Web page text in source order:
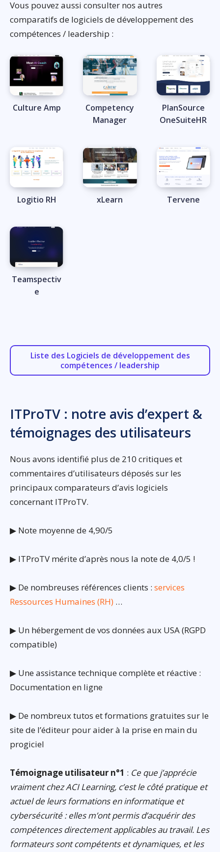
Vous pouvez aussi consulter nos autres
comparatifs de logiciels de développement des
compétences / leadership :
Culture Amp
Competency
Manager
PlanSource
OneSuiteHR
Logitio RH xLearn Tervene
Teamspectiv
e
Liste des Logiciels de développement des
compétences / leadership
ITProTV : notre avis d’expert &
témoignages des utilisateurs
Nous avons identifié plus de 210 critiques et
commentaires d’utilisateurs déposés sur les
principaux comparateurs d’avis logiciels
concernant ITProTV.
▶ Note moyenne de 4,90/5
▶ ITProTV mérite d’après nous la note de 4,0/5 !
▶ De nombreuses références clients : services
Ressources Humaines (RH) …
▶ Un hébergement de vos données aux USA (RGPD
compatible)
▶ Une assistance technique complète et réactive :
Documentation en ligne
▶ De nombreux tutos et formations gratuites sur le
site de l’éditeur pour aider à la prise en main du
progiciel
Témoignage utilisateur n°1 : Ce que j’apprécie
vraiment chez ACI Learning, c’est le côté pratique et
actuel de leurs formations en informatique et
cybersécurité : elles m’ont permis d’acquérir des
compétences directement applicables au travail. Les
formateurs sont compétents et dynamiques, et les